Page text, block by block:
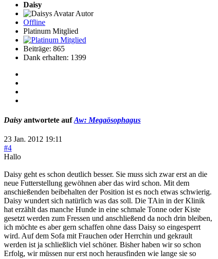
Daisy
Autor
Offline
Platinum Mitglied
Beiträge: 865
Dank erhalten: 1399
Daisy antwortete aufAw: Megaösophagus
23 Jan. 2012 19:11
#4
Hallo
Daisy geht es schon deutlich besser. Sie muss sich zwar erst an die
neue Futterstellung gewöhnen aber das wird schon. Mit dem
anschießenden beibehalten der Position ist es noch etwas schwierig.
Daisy wundert sich natürlich was das soll. Die TAin in der Klinik
hat erzählt das manche Hunde in eine schmale Tonne oder Kiste
gesetzt werden zum Fressen und anschließend da noch drin bleiben,
ich möchte es aber gern schaffen ohne dass Daisy so eingesperrt
wird. Auf dem Sofa mit Frauchen oder Herrchin und gekrault
werden ist ja schließlich viel schöner. Bisher haben wir so schon
Erfolg, wir müssen nur erst noch herausfinden wie lange sie so